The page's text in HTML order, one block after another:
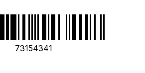
73154341